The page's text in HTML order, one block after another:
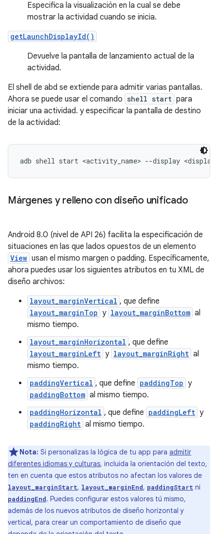
Especifica la visualización en la cual se debe
mostrar la actividad cuando se inicia.
getLaunchDisplayId()
Devuelve la pantalla de lanzamiento actual de la
actividad.
El shell de abd se extiende para admitir varias pantallas.
Ahora se puede usar el comando shell start para
iniciar una actividad. y especificar la pantalla de destino
de la actividad:
Márgenes y relleno con diseño unificado
Android 8.0 (nivel de API 26) facilita la especificación de
situaciones en las que lados opuestos de un elemento
View usan el mismo margen o padding. Específicamente,
ahora puedes usar los siguientes atributos en tu XML de
diseño archivos:
layout_marginVertical , que define
layout_marginTop y layout_marginBottom al
mismo tiempo.
layout_marginHorizontal , que define
layout_marginLeft y layout_marginRight al
mismo tiempo.
paddingVertical , que define paddingTop y
paddingBottom al mismo tiempo.
paddingHorizontal , que define paddingLeft y
paddingRight al mismo tiempo.
Nota: Si personalizas la lógica de tu app para admitir
diferentes idiomas y culturas, incluida la orientación del texto,
ten en cuenta que estos atributos no afectan los valores de
layout_marginStart, layout_marginEnd, paddingStart ni
paddingEnd. Puedes configurar estos valores tú mismo,
además de los nuevos atributos de diseño horizontal y
vertical, para crear un comportamiento de diseño que